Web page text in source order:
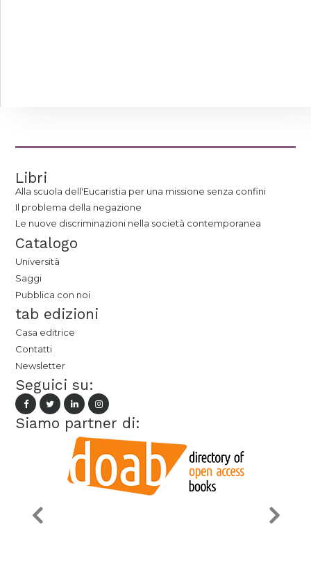
Libri
Alla scuola dell'Eucaristia per una missione senza confini
Il problema della negazione
Le nuove discriminazioni nella società contemporanea
Catalogo
Università
Saggi
Pubblica con noi
tab edizioni
Casa editrice
Contatti
Newsletter
Seguici su:
Siamo partner di: